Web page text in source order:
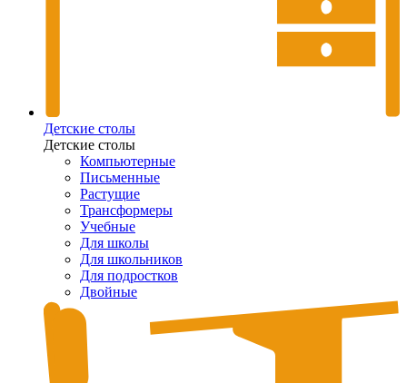
Детские столы
Детские столы
Компьютерные
Письменные
Растущие
Трансформеры
Учебные
Для школы
Для школьников
Для подростков
Двойные